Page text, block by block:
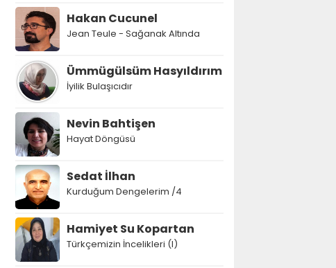
Hakan Cucunel
Jean Teule - Sağanak Altında
Ümmügülsüm Hasyıldırım
İyilik Bulaşıcıdır
Nevin Bahtişen
Hayat Döngüsü
Sedat İlhan
Kurduğum Dengelerim /4
Hamiyet Su Kopartan
Türkçemizin İncelikleri (I)